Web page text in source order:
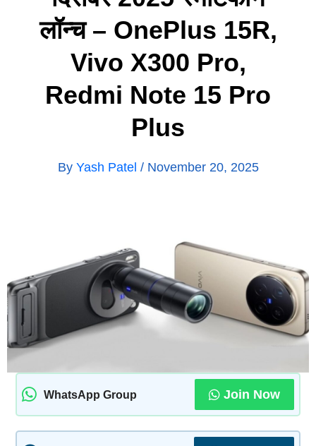
लॉन्च – OnePlus 15R,
Vivo X300 Pro,
Redmi Note 15 Pro
Plus
By Yash Patel / November 20, 2025
WhatsApp Group Join Now